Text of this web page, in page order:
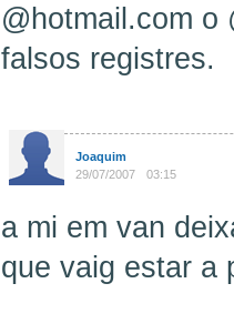
@hotmail.com o
falsos registres.
Joaquim
29/07/2007
03:15
a mi em van
que vaig estar a